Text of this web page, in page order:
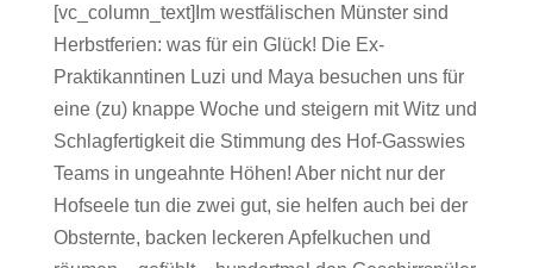
[vc_column_text]Im westfälischen Münster sind
Herbstferien: was für ein Glück! Die Ex-
Praktikanntinen Luzi und Maya besuchen uns für
eine (zu) knappe Woche und steigern mit Witz und
Schlagfertigkeit die Stimmung des Hof-Gasswies
Teams in ungeahnte Höhen! Aber nicht nur der
Hofseele tun die zwei gut, sie helfen auch bei der
Obsternte, backen leckeren Apfelkuchen und